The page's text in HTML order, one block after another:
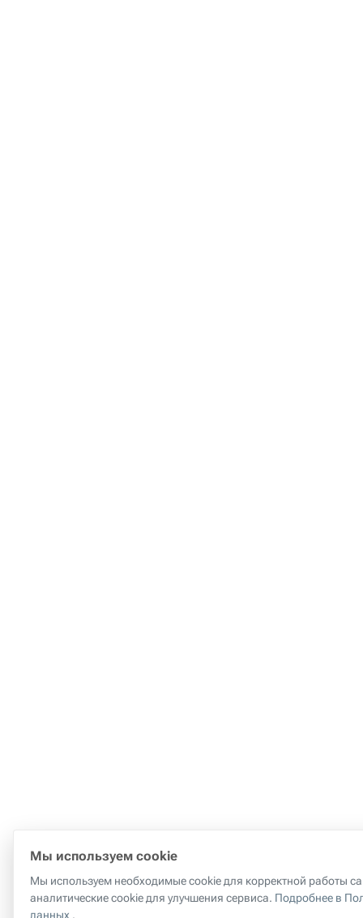
Мы используем cookie
Мы используем необходимые cookie для корректной работы
аналитические cookie для улучшения сервиса. Подробнее в
данных .